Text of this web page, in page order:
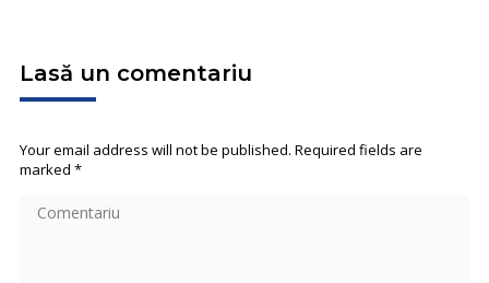
Lasă un comentariu
Your email address will not be published. Required fields are
marked *
Comentariu